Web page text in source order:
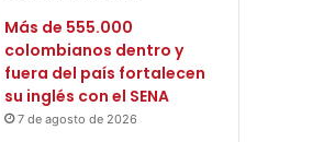
Más de 555.000
colombianos dentro y
fuera del país fortalecen
su inglés con el SENA
7 de agosto de 2026